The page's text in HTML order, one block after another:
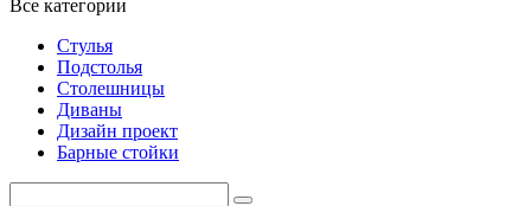
Все категории
Стулья
Подстолья
Столешницы
Диваны
Дизайн проект
Барные стойки